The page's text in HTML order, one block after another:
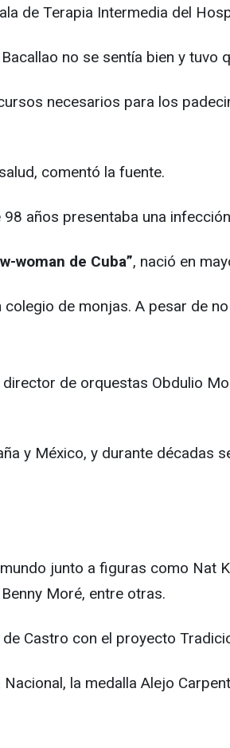
de Terapia Intermedia del
no se sentía bien y tuvo
necesarios para los
comentó la fuente.
años presentaba una
woman de Cuba”, nació en
de monjas. A pesar de
de orquestas Obdulio
y México, y durante décadas
junto a figuras como Nat
Moré, entre otras.
Castro con el proyecto
la medalla Alejo